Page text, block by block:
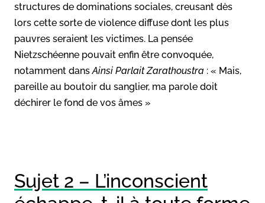
structures de dominations sociales, creusant dès
lors cette sorte de violence diffuse dont les plus
pauvres seraient les victimes. La pensée
Nietzschéenne pouvait enfin être convoquée,
notamment dansAinsi Parlait Zarathoustra : « Mais,
pareille au boutoir du sanglier, ma parole doit
déchirer le fond de vos âmes »
Sujet 2 – L’inconscient